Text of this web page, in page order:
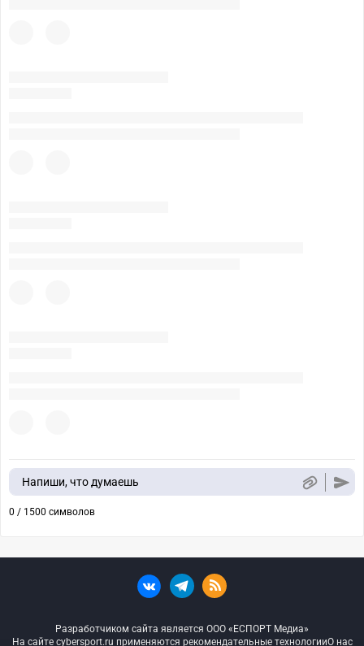
Напиши, что думаешь
0 / 1500 символов
Разработчиком сайта является ООО «ЕСПОРТ Медиа»
На сайте cybersport.ru применяются рекомендательные технологииО нас